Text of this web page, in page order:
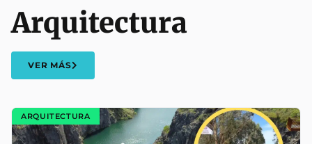
Arquitectura
VER MÁS
ARQUITECTURA